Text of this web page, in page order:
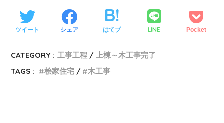
ツイート シェア はてブ LINE Pocket
CATEGORY : 工事工程
上棟～木工事完了
TAGS :
桧家住宅 木工事